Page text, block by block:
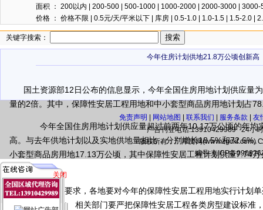
面积 ： 200以内 200-500 500-1000 1000-2000 2000-3000
3000-
价格 ： 价格不限 0.5元/天/平米以下 库房 0.5-1.0 1.0-1.5 1.5-2.0
关键字搜索：
今年住房计划供地21.8万公顷创新高
国土资源部12日公布的信息显示，今年全国住房用地计划供应量
量的2倍。其中，保障性安居工程用地和中小套型商品房用地计划占
今年全国住房用地计划供应量超过前两年10.17万公顷的年均
高。与去年供地计划以及实地供地量相比，分别增长18.5%和72.6%
小套型商品房用地17.13万公顷，其中保障性安居工程计划供应7.74
达138.9%。
国土部要求，各地要对今年的保障性安居工程用地实行计划单
禁止向别墅供地。相关部门要严把保障性安居工程各类房型建设标准
免责声明 网站地图 联系我们 服务条款
友
广告刊登电话:13910429989 24小
版权所有：厂库房网(www.zgckf.com)
编号:京ICP备
关闭